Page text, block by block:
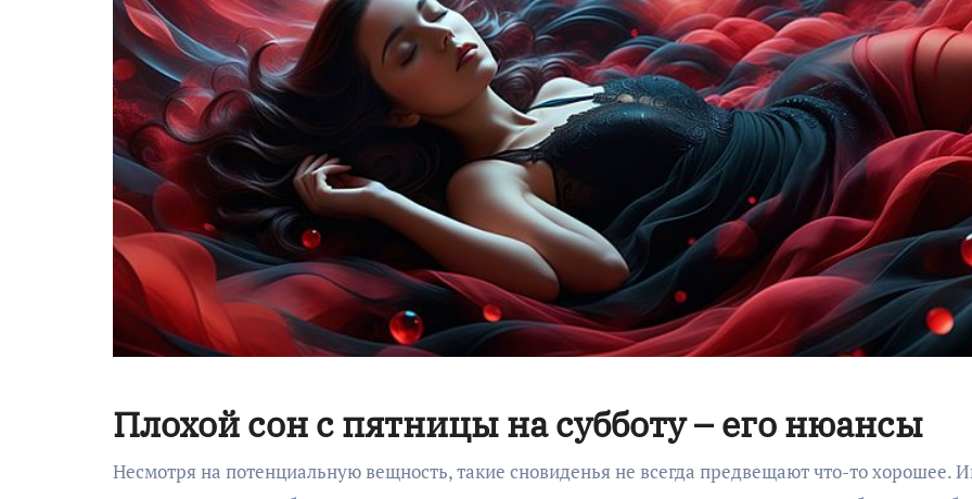
Плохой сон с пятницы на субботу – его нюансы
Несмотря на потенциальную вещность, такие сновиденья не всегда предвещают что-то хорошее.